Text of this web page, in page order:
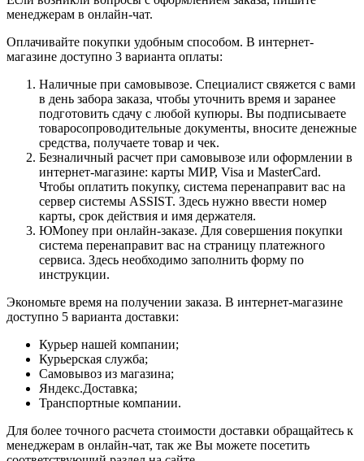
менеджерам в онлайн-чат.
Оплачивайте покупки удобным способом. В интернет-
магазине доступно 3 варианта оплаты:
Наличные при самовывозе. Специалист свяжется с вами
в день забора заказа, чтобы уточнить время и заранее
подготовить сдачу с любой купюры. Вы подписываете
товаросопроводительные документы, вносите денежные
средства, получаете товар и чек.
Безналичный расчет при самовывозе или оформлении в
интернет-магазине: карты МИР, Visa и MasterCard.
Чтобы оплатить покупку, система перенаправит вас на
сервер системы ASSIST. Здесь нужно ввести номер
карты, срок действия и имя держателя.
ЮMoney при онлайн-заказе. Для совершения покупки
система перенаправит вас на страницу платежного
сервиса. Здесь необходимо заполнить форму по
инструкции.
Экономьте время на получении заказа. В интернет-магазине
доступно 5 варианта доставки:
Курьер нашей компании;
Курьерская служба;
Самовывоз из магазина;
Яндекс.Доставка;
Транспортные компании.
Для более точного расчета стоимости доставки обращайтесь к
менеджерам в онлайн-чат, так же Вы можете посетить